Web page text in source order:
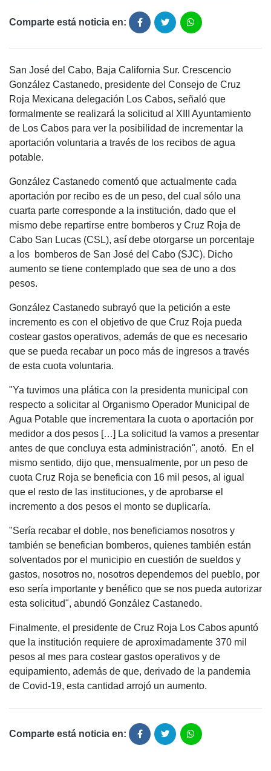
Comparte está noticia en:
San José del Cabo, Baja California Sur. Crescencio
González Castanedo, presidente del Consejo de Cruz
Roja Mexicana delegación Los Cabos, señaló que
formalmente se realizará la solicitud al XIII Ayuntamiento
de Los Cabos para ver la posibilidad de incrementar la
aportación voluntaria a través de los recibos de agua
potable.
González Castanedo comentó que actualmente cada
aportación por recibo es de un peso, del cual sólo una
cuarta parte corresponde a la institución, dado que el
mismo debe repartirse entre bomberos y Cruz Roja de
Cabo San Lucas (CSL), así debe otorgarse un porcentaje
a los bomberos de San José del Cabo (SJC). Dicho
aumento se tiene contemplado que sea de uno a dos
pesos.
González Castanedo subrayó que la petición a este
incremento es con el objetivo de que Cruz Roja pueda
costear gastos operativos, además de que es necesario
que se pueda recabar un poco más de ingresos a través
de esta cuota voluntaria.
"Ya tuvimos una plática con la presidenta municipal con
respecto a solicitar al Organismo Operador Municipal de
Agua Potable que incrementara la cuota o aportación por
medidor a dos pesos […] La solicitud la vamos a presentar
antes de que concluya esta administración", anotó. En el
mismo sentido, dijo que, mensualmente, por un peso de
cuota Cruz Roja se beneficia con 16 mil pesos, al igual
que el resto de las instituciones, y de aprobarse el
incremento a dos pesos el monto se duplicaría.
"Sería recabar el doble, nos beneficiamos nosotros y
también se benefician bomberos, quienes también están
solventados por el municipio en cuestión de sueldos y
gastos, nosotros no, nosotros dependemos del pueblo, por
eso sería importante y benéfico que se nos pueda autorizar
esta solicitud", abundó González Castanedo.
Finalmente, el presidente de Cruz Roja Los Cabos apuntó
que la institución requiere de aproximadamente 370 mil
pesos al mes para costear gastos operativos y de
equipamiento, además de que, derivado de la pandemia
de Covid-19, esta cantidad arrojó un aumento.
Comparte está noticia en: